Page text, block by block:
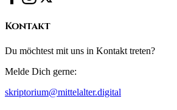
Kontakt
Du möchtest mit uns in Kontakt treten?
Melde Dich gerne:
skriptorium@mittelalter.digital